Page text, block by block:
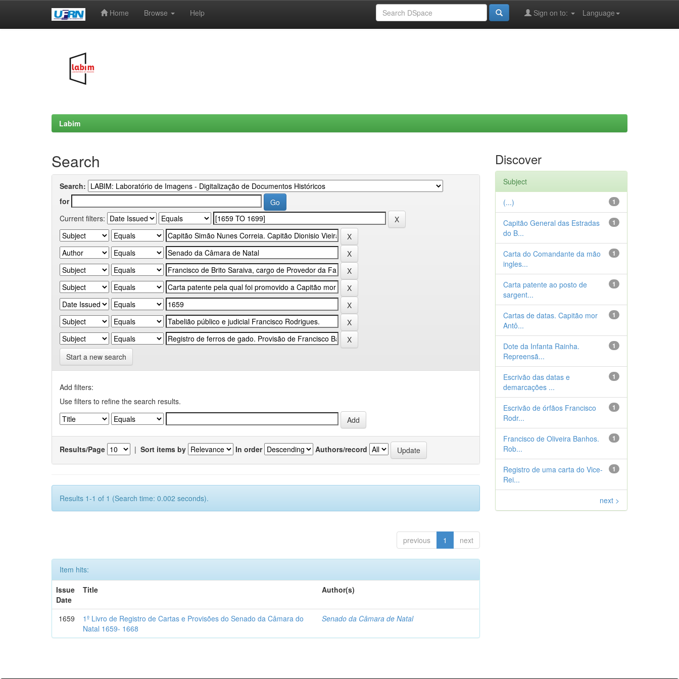
Home Browse Help Language
Sign on to:
Labim
Search
Search:
for
Current filters:
Start a new search
Add filters:
Use filters to refine the search results.
Results/Page | Sort items by In order Authors/record
Results 1-1 of 1 (Search time: 0.002 seconds).
previous 1 next
Item hits:
Issue
Date
Title Author(s)
1659
1º Livro de Registro de Cartas e Provisões do Senado da Câmara do
Natal 1659- 1668
Senado da Câmara de Natal
Discover
Subject
1
(...)
1
Capitão General das Estradas
do B...
1
Carta do Comandante da mão
ingles...
1
Carta patente ao posto de
sargent...
1
Cartas de datas. Capitão mor
Antô...
1
Dote da Infanta Rainha.
Repreensã...
1
Escrivão das datas e
demarcações ...
1
Escrivão de órfãos Francisco
Rodr...
1
Francisco de Oliveira Banhos.
Rob...
1
Registro de uma carta do Vice-
Rei...
next >